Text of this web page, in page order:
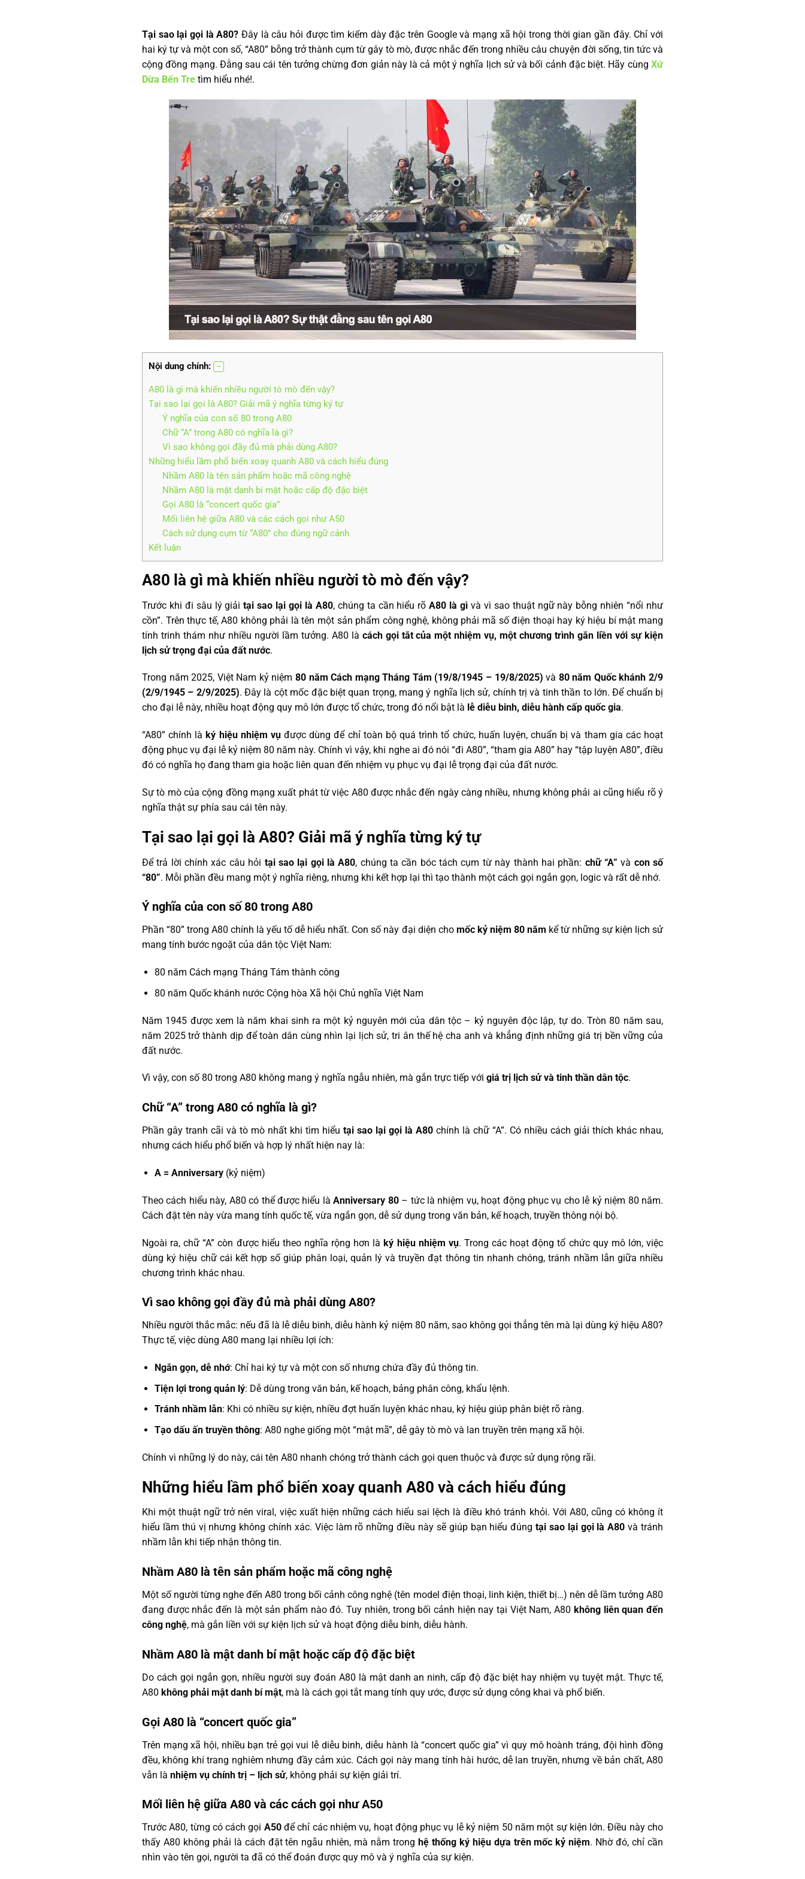
Tại sao lại gọi là A80? Đây là câu hỏi được tìm kiếm dày đặc trên Google và mạng xã hội trong thời gian gần đây. Chỉ với
hai ký tự và một con số, “A80” bỗng trở thành cụm từ gây tò mò, được nhắc đến trong nhiều câu chuyện đời sống, tin tức và
cộng đồng mạng. Đằng sau cái tên tưởng chừng đơn giản này là cả một ý nghĩa lịch sử và bối cảnh đặc biệt. Hãy cùng Xứ
Dừa Bến Tre tìm hiểu nhé!.
Nội dung chính:
A80 là gì mà khiến nhiều người tò mò đến vậy?
Tại sao lại gọi là A80? Giải mã ý nghĩa từng ký tự
Ý nghĩa của con số 80 trong A80
Chữ “A” trong A80 có nghĩa là gì?
Vì sao không gọi đầy đủ mà phải dùng A80?
Những hiểu lầm phổ biến xoay quanh A80 và cách hiểu đúng
Nhầm A80 là tên sản phẩm hoặc mã công nghệ
Nhầm A80 là mật danh bí mật hoặc cấp độ đặc biệt
Gọi A80 là “concert quốc gia”
Mối liên hệ giữa A80 và các cách gọi như A50
Cách sử dụng cụm từ “A80” cho đúng ngữ cảnh
Kết luận
A80 là gì mà khiến nhiều người tò mò đến vậy?
Trước khi đi sâu lý giảitại sao lại gọi là A80, chúng ta cần hiểu rõA80 là gì và vì sao thuật ngữ này bỗng nhiên “nổi như
cồn”. Trên thực tế, A80 không phải là tên một sản phẩm công nghệ, không phải mã số điện thoại hay ký hiệu bí mật mang
tính trinh thám như nhiều người lầm tưởng. A80 là cách gọi tắt của một nhiệm vụ, một chương trình gắn liền với sự kiện
lịch sử trọng đại của đất nước.
Trong năm 2025, Việt Nam kỷ niệm 80 năm Cách mạng Tháng Tám (19/8/1945 – 19/8/2025) và 80 năm Quốc khánh 2/9
(2/9/1945 – 2/9/2025). Đây là cột mốc đặc biệt quan trọng, mang ý nghĩa lịch sử, chính trị và tinh thần to lớn. Để chuẩn bị
cho đại lễ này, nhiều hoạt động quy mô lớn được tổ chức, trong đó nổi bật là lễ diễu binh, diễu hành cấp quốc gia.
“A80” chính là ký hiệu nhiệm vụđược dùng để chỉ toàn bộ quá trình tổ chức, huấn luyện, chuẩn bị và tham gia các hoạt
động phục vụ đại lễ kỷ niệm 80 năm này. Chính vì vậy, khi nghe ai đó nói “đi A80”, “tham gia A80” hay “tập luyện A80”, điều
đó có nghĩa họ đang tham gia hoặc liên quan đến nhiệm vụ phục vụ đại lễ trọng đại của đất nước.
Sự tò mò của cộng đồng mạng xuất phát từ việc A80 được nhắc đến ngày càng nhiều, nhưng không phải ai cũng hiểu rõ ý
nghĩa thật sự phía sau cái tên này.
Tại sao lại gọi là A80? Giải mã ý nghĩa từng ký tự
Để trả lời chính xác câu hỏi tại sao lại gọi là A80, chúng ta cần bóc tách cụm từ này thành hai phần: chữ “A” và con số
“80”. Mỗi phần đều mang một ý nghĩa riêng, nhưng khi kết hợp lại thì tạo thành một cách gọi ngắn gọn, logic và rất dễ nhớ.
Ý nghĩa của con số 80 trong A80
Phần “80” trong A80 chính là yếu tố dễ hiểu nhất. Con số này đại diện cho mốc kỷ niệm 80 năm kể từ những sự kiện lịch sử
mang tính bước ngoặt của dân tộc Việt Nam:
80 năm Cách mạng Tháng Tám thành công
80 năm Quốc khánh nước Cộng hòa Xã hội Chủ nghĩa Việt Nam
Năm 1945 được xem là năm khai sinh ra một kỷ nguyên mới của dân tộc – kỷ nguyên độc lập, tự do. Tròn 80 năm sau,
năm 2025 trở thành dịp để toàn dân cùng nhìn lại lịch sử, tri ân thế hệ cha anh và khẳng định những giá trị bền vững của
đất nước.
Vì vậy, con số 80 trong A80 không mang ý nghĩa ngẫu nhiên, mà gắn trực tiếp với giá trị lịch sử và tinh thần dân tộc.
Chữ “A” trong A80 có nghĩa là gì?
Phần gây tranh cãi và tò mò nhất khi tìm hiểu tại sao lại gọi là A80 chính là chữ “A”. Có nhiều cách giải thích khác nhau,
nhưng cách hiểu phổ biến và hợp lý nhất hiện nay là:
A = Anniversary(kỷ niệm)
Theo cách hiểu này, A80 có thể được hiểu làAnniversary 80– tức là nhiệm vụ, hoạt động phục vụ cho lễ kỷ niệm 80 năm.
Cách đặt tên này vừa mang tính quốc tế, vừa ngắn gọn, dễ sử dụng trong văn bản, kế hoạch, truyền thông nội bộ.
Ngoài ra, chữ “A” còn được hiểu theo nghĩa rộng hơn làký hiệu nhiệm vụ. Trong các hoạt động tổ chức quy mô lớn, việc
dùng ký hiệu chữ cái kết hợp số giúp phân loại, quản lý và truyền đạt thông tin nhanh chóng, tránh nhầm lẫn giữa nhiều
chương trình khác nhau.
Vì sao không gọi đầy đủ mà phải dùng A80?
Nhiều người thắc mắc: nếu đã là lễ diễu binh, diễu hành kỷ niệm 80 năm, sao không gọi thẳng tên mà lại dùng ký hiệu A80?
Thực tế, việc dùng A80 mang lại nhiều lợi ích:
Ngắn gọn, dễ nhớ: Chỉ hai ký tự và một con số nhưng chứa đầy đủ thông tin.
Tiện lợi trong quản lý: Dễ dùng trong văn bản, kế hoạch, bảng phân công, khẩu lệnh.
Tránh nhầm lẫn: Khi có nhiều sự kiện, nhiều đợt huấn luyện khác nhau, ký hiệu giúp phân biệt rõ ràng.
Tạo dấu ấn truyền thông: A80 nghe giống một “mật mã”, dễ gây tò mò và lan truyền trên mạng xã hội.
Chính vì những lý do này, cái tên A80 nhanh chóng trở thành cách gọi quen thuộc và được sử dụng rộng rãi.
Những hiểu lầm phổ biến xoay quanh A80 và cách hiểu đúng
Khi một thuật ngữ trở nên viral, việc xuất hiện những cách hiểu sai lệch là điều khó tránh khỏi. Với A80, cũng có không ít
hiểu lầm thú vị nhưng không chính xác. Việc làm rõ những điều này sẽ giúp bạn hiểu đúngtại sao lại gọi là A80 và tránh
nhầm lẫn khi tiếp nhận thông tin.
Nhầm A80 là tên sản phẩm hoặc mã công nghệ
Một số người từng nghe đến A80 trong bối cảnh công nghệ (tên model điện thoại, linh kiện, thiết bị…) nên dễ lầm tưởng A80
đang được nhắc đến là một sản phẩm nào đó. Tuy nhiên, trong bối cảnh hiện nay tại Việt Nam, A80 không liên quan đến
công nghệ, mà gắn liền với sự kiện lịch sử và hoạt động diễu binh, diễu hành.
Nhầm A80 là mật danh bí mật hoặc cấp độ đặc biệt
Do cách gọi ngắn gọn, nhiều người suy đoán A80 là mật danh an ninh, cấp độ đặc biệt hay nhiệm vụ tuyệt mật. Thực tế,
A80 không phải mật danh bí mật, mà là cách gọi tắt mang tính quy ước, được sử dụng công khai và phổ biến.
Gọi A80 là “concert quốc gia”
Trên mạng xã hội, nhiều bạn trẻ gọi vui lễ diễu binh, diễu hành là “concert quốc gia” vì quy mô hoành tráng, đội hình đồng
đều, không khí trang nghiêm nhưng đầy cảm xúc. Cách gọi này mang tính hài hước, dễ lan truyền, nhưng về bản chất, A80
vẫn là nhiệm vụ chính trị – lịch sử, không phải sự kiện giải trí.
Mối liên hệ giữa A80 và các cách gọi như A50
Trước A80, từng có cách gọi A50để chỉ các nhiệm vụ, hoạt động phục vụ lễ kỷ niệm 50 năm một sự kiện lớn. Điều này cho
thấy A80 không phải là cách đặt tên ngẫu nhiên, mà nằm trong hệ thống ký hiệu dựa trên mốc kỷ niệm. Nhờ đó, chỉ cần
nhìn vào tên gọi, người ta đã có thể đoán được quy mô và ý nghĩa của sự kiện.